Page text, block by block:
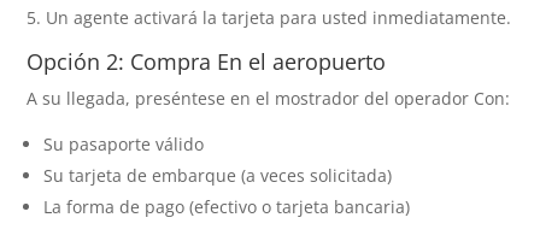
Un agente activará la tarjeta para usted inmediatamente.
Opción 2: Compra En el aeropuerto
A su llegada, preséntese en el mostrador del operador Con:
Su pasaporte válido
Su tarjeta de embarque (a veces solicitada)
La forma de pago (efectivo o tarjeta bancaria)